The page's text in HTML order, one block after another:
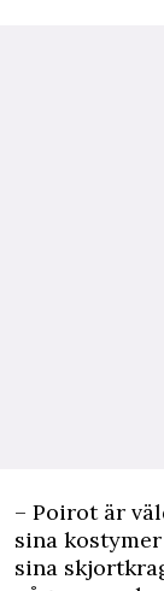
– Poirot är
sina
sina